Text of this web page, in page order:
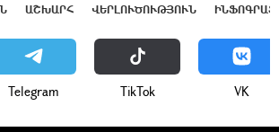
ԱՇԽԱՐՀ ՎԵՐԼՈՒԾՈՒԹՅՈՒՆ
Telegram ТikТоk VK